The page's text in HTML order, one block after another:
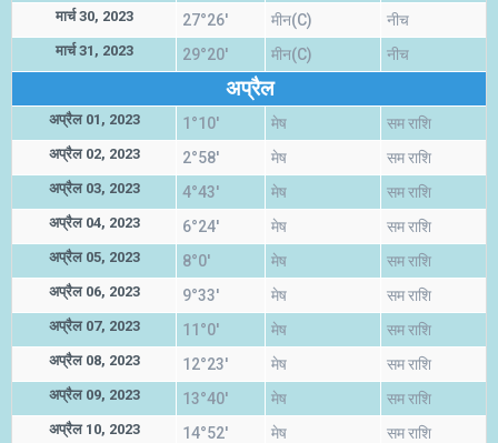
मार्च 30, 2023 27°26' मीन(C) नीच
मार्च 31, 2023 29°20' मीन(C) नीच
अप्रैल
अप्रैल 01, 2023 1°10' मेष सम राशि
अप्रैल 02, 2023 2°58' मेष सम राशि
अप्रैल 03, 2023 4°43' मेष सम राशि
अप्रैल 04, 2023 6°24' मेष सम राशि
अप्रैल 05, 2023 8°0' मेष सम राशि
अप्रैल 06, 2023 9°33' मेष सम राशि
अप्रैल 07, 2023 11°0' मेष सम राशि
अप्रैल 08, 2023 12°23' मेष सम राशि
अप्रैल 09, 2023 13°40' मेष सम राशि
अप्रैल 10, 2023 14°52' मेष सम राशि